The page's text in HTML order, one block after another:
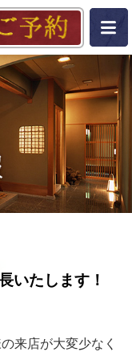
いたします！
来店が大変少なく